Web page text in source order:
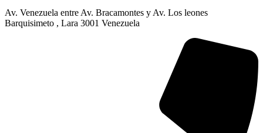
Av. Venezuela entre Av. Bracamontes y Av. Los leones
Barquisimeto , Lara 3001 Venezuela